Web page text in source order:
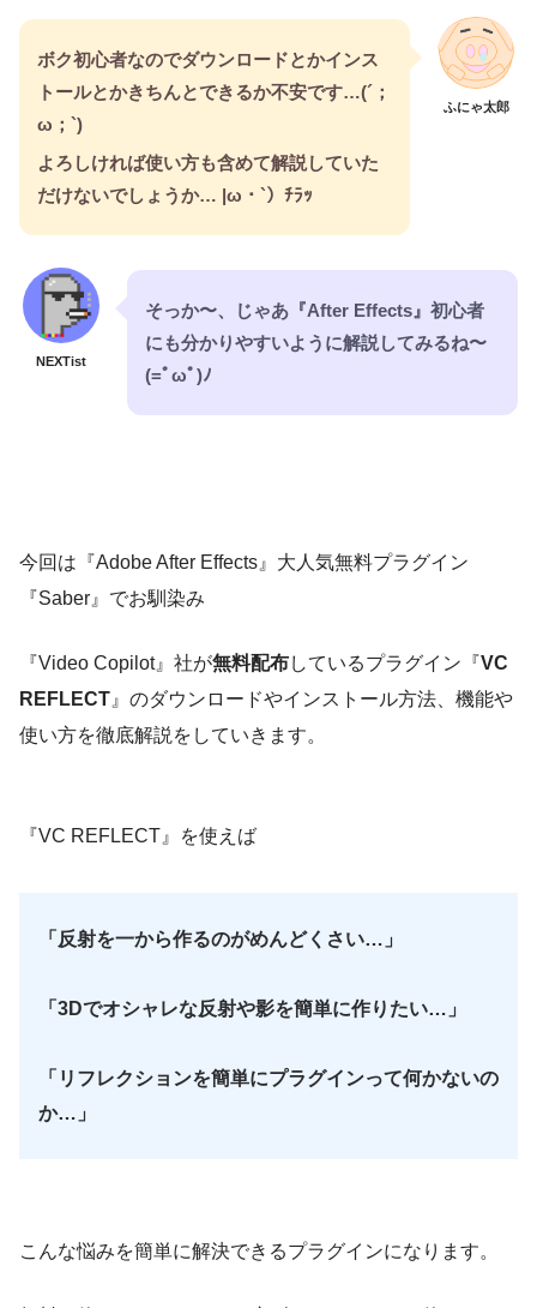
ふにゃ太郎
ボク初心者なのでダウンロードとかインス
トールとかきちんとできるか不安です…(´；
ω；`)
よろしければ使い方も含めて解説していた
だけないでしょうか… |ω・`）ﾁﾗｯ
NEXTist
そっか〜、じゃあ『After Effects』初心者
にも分かりやすいように解説してみるね〜
(=ﾟωﾟ)ﾉ
今回は『Adobe After Effects』大人気無料プラグイン
『Saber』でお馴染み
『Video Copilot』社が無料配布しているプラグイン『VC
REFLECT 』のダウンロードやインストール方法、機能や
使い方を徹底解説をしていきます。
『VC REFLECT』を使えば
「反射を一から作るのがめんどくさい…」
「3Dでオシャレな反射や影を簡単に作りたい…」
「リフレクションを簡単にプラグインって何かないの
か…」
こんな悩みを簡単に解決できるプラグインになります。